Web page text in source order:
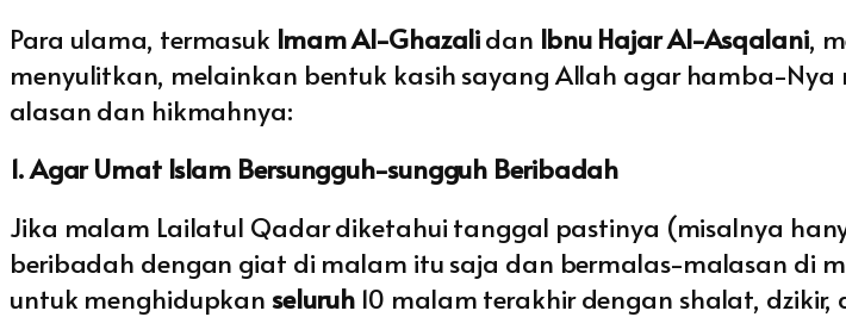
Para ulama, termasuk Imam Al-Ghazalidan Ibnu Hajar Al-Asqalani,
menyulitkan, melainkan bentuk kasih sayang Allah agar hamba-
alasan dan hikmahnya:
1. Agar Umat Islam Bersungguh-sungguh Beribadah
Jika malam Lailatul Qadar diketahui tanggal pastinya (misalnya
beribadah dengan giat di malam itu saja dan bermalas-malasan di
untuk menghidupkanseluruh10 malam terakhir dengan shalat, dzikir,